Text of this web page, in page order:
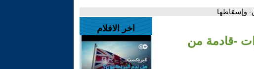
يعلن اعتراض 3 مسيرات -قادمة من
اخر الافلام